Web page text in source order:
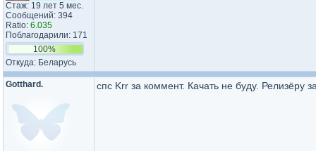
Стаж: 19 лет 5 мес.
Сообщений: 394
Ratio: 6.035
Поблагодарили: 171
100%
Откуда: Беларусь
Gotthard. cпс Krr за коммент. Качать не буду. Релизёру